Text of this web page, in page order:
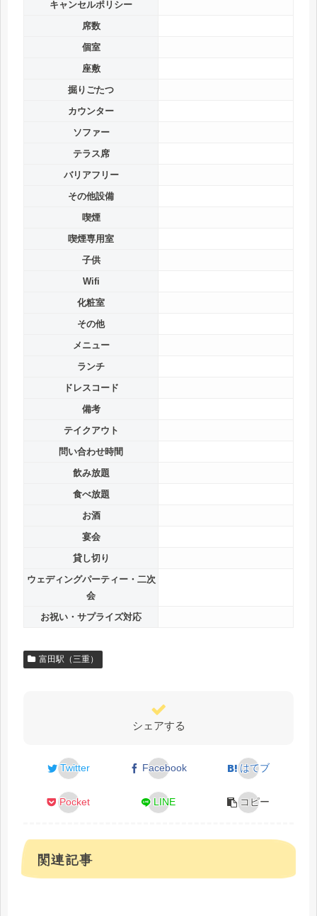
キャンセルポリシー
席数
個室
座敷
掘りごたつ
カウンター
ソファー
テラス席
バリアフリー
その他設備
喫煙
喫煙専用室
子供
Wifi
化粧室
その他
メニュー
ランチ
ドレスコード
備考
テイクアウト
問い合わせ時間
飲み放題
食べ放題
お酒
宴会
貸し切り
ウェディングパーティー・二次
会
お祝い・サプライズ対応
富田駅（三重）
シェアする
Twitter Facebook はてブ
Pocket LINE コピー
関連記事